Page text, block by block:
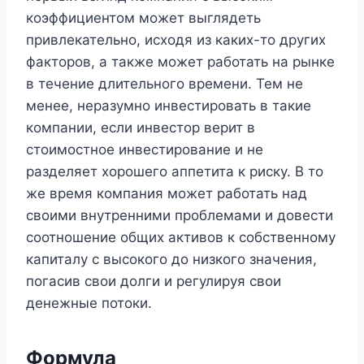
коэффициентом может выглядеть
привлекательно, исходя из каких-то других
факторов, а также может работать на рынке
в течение длительного времени. Тем не
менее, неразумно инвестировать в такие
компании, если инвестор верит в
стоимостное инвестирование и не
разделяет хорошего аппетита к риску. В то
же время компания может работать над
своими внутренними проблемами и довести
соотношение общих активов к собственному
капиталу с высокого до низкого значения,
погасив свои долги и регулируя свои
денежные потоки.
Формула